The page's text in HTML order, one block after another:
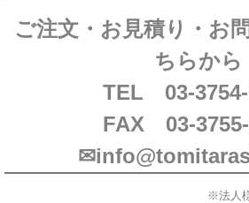
ご注文・お見積り・お
ちらから
TEL 03-3754-
FAX 03-
※法人